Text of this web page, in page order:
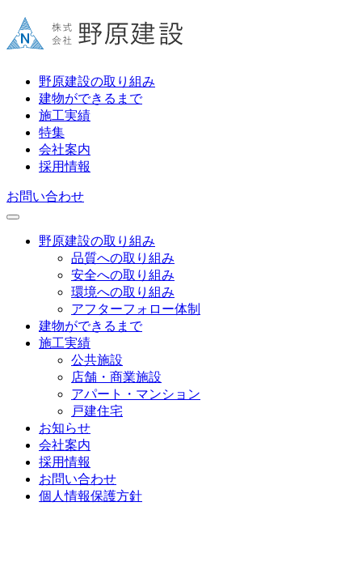
野原建設の取り組み
建物ができるまで
施工実績
特集
会社案内
採用情報
お問い合わせ
野原建設の取り組み
品質への取り組み
安全への取り組み
環境への取り組み
アフターフォロー体制
建物ができるまで
施工実績
公共施設
店舗・商業施設
アパート・マンション
戸建住宅
お知らせ
会社案内
採用情報
お問い合わせ
個人情報保護方針